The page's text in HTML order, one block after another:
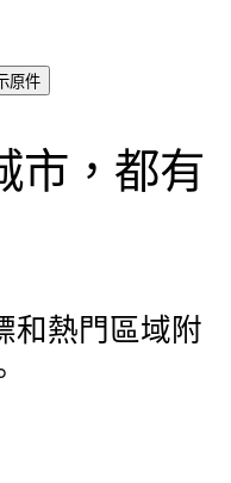
原件
市，都有
和熱門區域附